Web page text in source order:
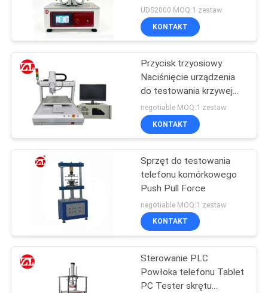
SITEMAP
PRIVACY
POLICY
Maszyna do
badania
wytrzymałości na
rozciąganie
Maszyna
wykrywająca metal
słuchawek Maszyna do
testowania zmęczenia
rozciąganiem pałąka
UDS2000 MOQ:1 zestaw
KONTAKT
Przycisk trzyosiowy
Naciśnięcie urządzenia
do testowania krzywej
skoku obciążenia
negotiable MOQ:1 zestaw
KONTAKT
Sprzęt do testowania
telefonu komórkowego
Push Pull Force
negotiable MOQ:1 zestaw
KONTAKT
Sterowanie PLC
Powłoka telefonu Tablet
PC Tester skrętu